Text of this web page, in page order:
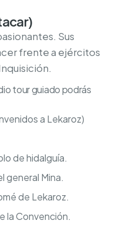
Sus
frente a ejércitos
tour guiado podrás
a Lekaroz)
de hidalguía.
general Mina.
de Lekaroz.
la Convención.